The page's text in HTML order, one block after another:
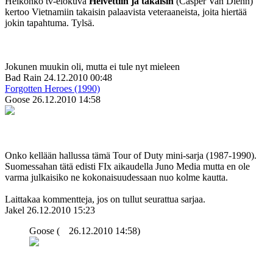
kertoo Vietnamiin takaisin palaavista veteraaneista, joita hiertää
jokin tapahtuma. Tylsä.
Jokunen muukin oli, mutta ei tule nyt mieleen
Bad Rain 24.12.2010 00:48
Forgotten Heroes (1990)
Goose 26.12.2010 14:58
Onko kellään hallussa tämä Tour of Duty mini-sarja (1987-1990).
Suomessahan tätä edisti FIx aikaudella Juno Media mutta en ole
varma julkaisiko ne kokonaisuudessaan nuo kolme kautta.
Laittakaa kommentteja, jos on tullut seurattua sarjaa.
Jakel 26.12.2010 15:23
Goose (
26.12.2010 14:58)